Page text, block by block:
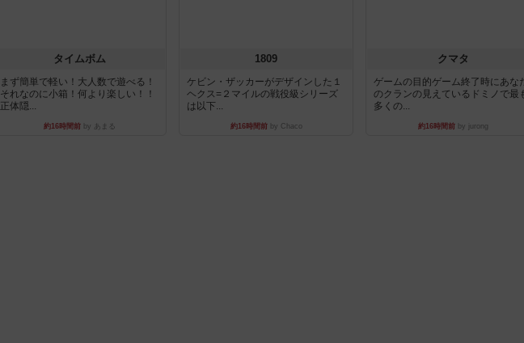
タイムボム
まず簡単で軽い！大人数で遊べる！
それなのに小箱！何より楽しい！！
正体隠...
約16時間前by あまる
1809
ケビン・ザッカーがデザインした１
ヘクス=２マイルの戦役級シリーズ
は以下...
約16時間前by Chaco
クマタ
ゲームの目的ゲーム終了時にあな
のクランの見えているドミノで最
多くの...
約16時間前by jurong